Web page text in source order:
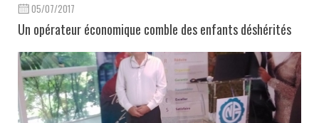
05/07/2017
Un opérateur économique comble des enfants déshérités